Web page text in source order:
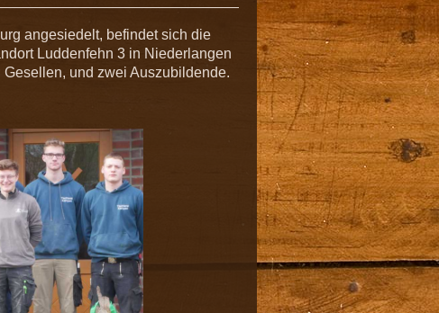
angesiedelt, befindet sich die
Luddenfehn 3 in Niederlangen
und zwei Auszubildende.